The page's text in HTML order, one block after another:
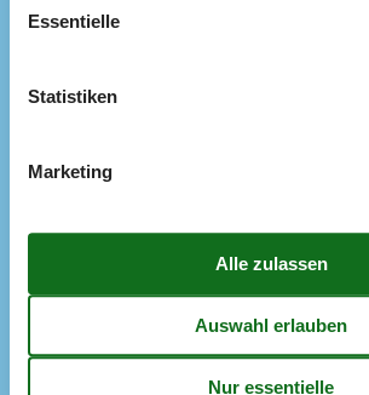
Dän. TV
Extra
Draußen
Liegestühle
Sonnenschirm
Teilw. überdachte Terrasse
Essentielle
Statistiken
Marketing